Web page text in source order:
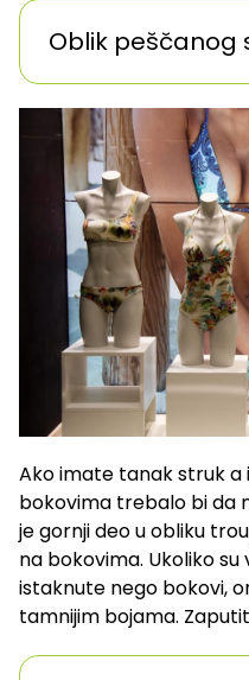
Oblik peščanog
Ako imate tanak struk a
bokovima trebalo bi da
je gornji deo u obliku
na bokovima. Ukoliko
istaknute nego bokovi,
tamnijim bojama.